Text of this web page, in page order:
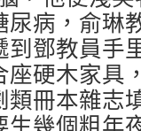
病，俞琳
鄧教員手
硬木家具
冊本雜志
幾個粗年